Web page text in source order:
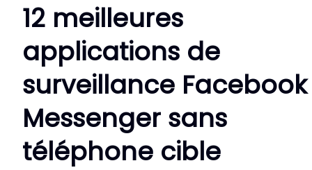
12 meilleures
applications de
surveillance Facebook
Messenger sans
téléphone cible